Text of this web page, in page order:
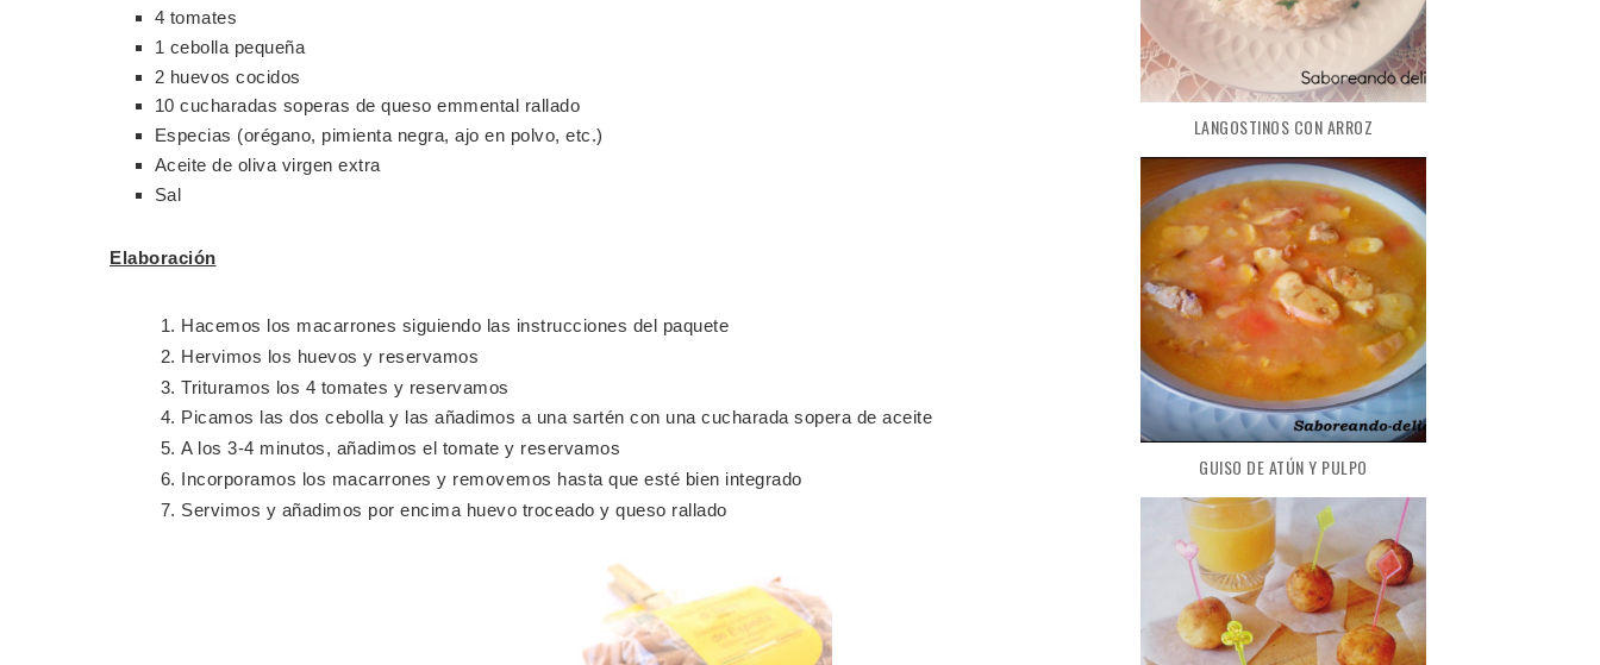
4 tomates
1 cebolla pequeña
2 huevos cocidos
10 cucharadas soperas de queso emmental rallado
Especias (orégano, pimienta negra, ajo en polvo, etc.)
Aceite de oliva virgen extra
Sal
Elaboración
Hacemos los macarrones siguiendo las instrucciones del paquete
Hervimos los huevos y reservamos
Trituramos los 4 tomates y reservamos
Picamos las dos cebolla y las añadimos a una sartén con una cucharada sopera de aceite
A los 3-4 minutos, añadimos el tomate y reservamos
Incorporamos los macarrones y removemos hasta que esté bien integrado
Servimos y añadimos por encima huevo troceado y queso rallado
LANGOSTINOS CON ARROZ
GUISO DE ATÚN Y PULPO